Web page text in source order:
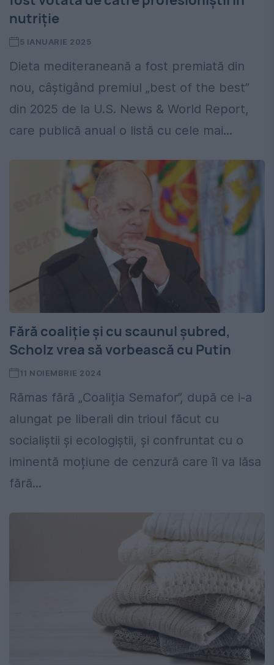
nutriție
5 IANUARIE 2025
Dieta mediteraneană a fost premiată din
nou, câștigând premiul „best of the best”
din 2025 de la U.S. News & World Report,
care publică anual o listă cu cele mai...
Fără coaliție și cu scaunul șubred,
Scholz vrea să vorbească cu Putin
11 NOIEMBRIE 2024
Rămas fără „Coaliția Semafor”, după ce i-a
alungat pe liberali din trioul făcut cu
socialiștii și ecologiștii, și confruntat cu o
iminentă moțiune de cenzură care îl va lăsa
fără...